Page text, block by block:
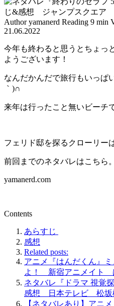
Author yamanerd Reading 9 min
21.06.2022
今年も終わると思うとちょっ
ようございます！
なんだかんだで旅行もいっぱ
｀)∩
来年は行ったこと無いビーチ
フェリド邸を探るクローリー
前回までのネタバレはこちら。
yamanerd.com
Contents
あらすじ
感想
Related posts:
アニメ『はんだくん』
よ！ 新宿アニメイト
ネタバレ『ドラマ 視覚
感想 日本テレビ 松坂
【ネタバレあり】アニ